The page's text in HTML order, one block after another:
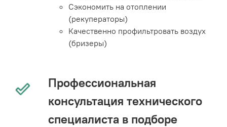
Сэкономить на отоплении
(рекуператоры)
Качественно профильтровать воздух
(бризеры)
Профессиональная
консультация технического
специалиста в подборе